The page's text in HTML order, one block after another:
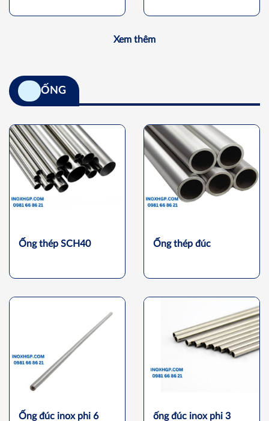
Xem thêm
ỐNG
Ống thép SCH40 Ống thép đúc
Ống đúc inox phi 6 ống đúc inox phi 3